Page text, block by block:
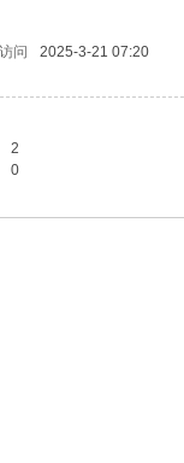
问 2025-3-21 07:20
2
0